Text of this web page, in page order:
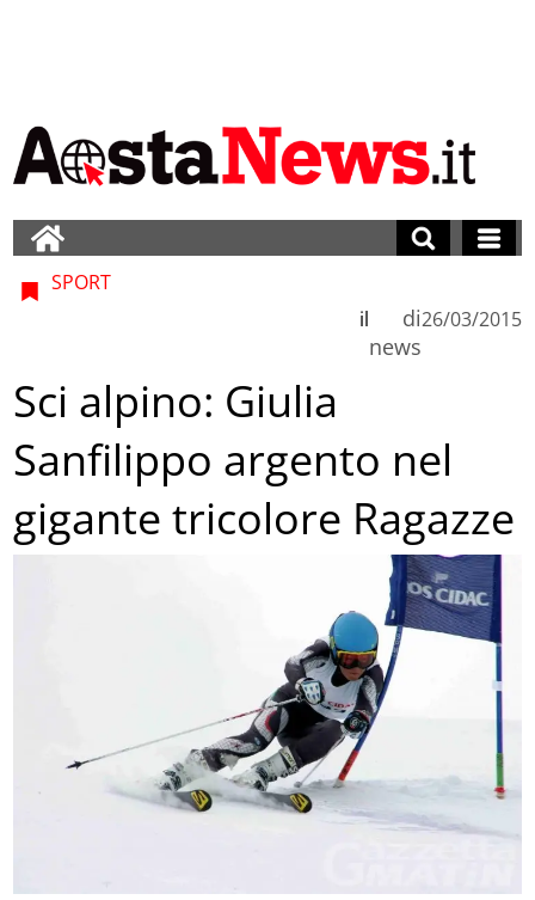
SPORT
di
news
il 26/03/2015
Sci alpino: Giulia
Sanfilippo argento nel
gigante tricolore Ragazze